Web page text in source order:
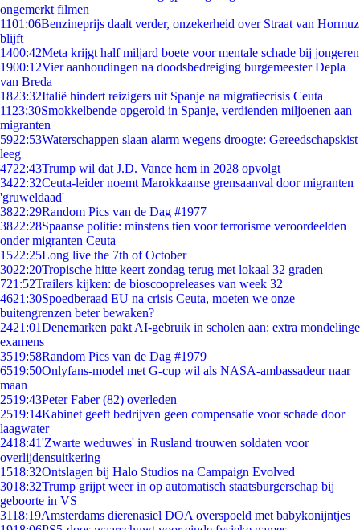
ongemerkt filmen
1101:06Benzineprijs daalt verder, onzekerheid over Straat van Hormuz
blijft
1400:42Meta krijgt half miljard boete voor mentale schade bij jongeren
1900:12Vier aanhoudingen na doodsbedreiging burgemeester Depla
van Breda
1823:32Italië hindert reizigers uit Spanje na migratiecrisis Ceuta
11 23:30Smokkelbende opgerold in Spanje, verdienden miljoenen aan
migranten
5922:53Waterschappen slaan alarm wegens droogte: Gereedschapskist
leeg
4722:43Trump wil dat J.D. Vance hem in 2028 opvolgt
3422:32Ceuta-leider noemt Marokkaanse grensaanval door migranten
'gruweldaad'
3822:29Random Pics van de Dag #1977
3822:28Spaanse politie: minstens tien voor terrorisme veroordeelden
onder migranten Ceuta
1522:25Long live the 7th of October
3022:20Tropische hitte keert zondag terug met lokaal 32 graden
721:52Trailers kijken: de bioscoopreleases van week 32
4621:30Spoedberaad EU na crisis Ceuta, moeten we onze
buitengrenzen beter bewaken?
2421:01Denemarken pakt AI-gebruik in scholen aan: extra mondelinge
examens
3519:58Random Pics van de Dag #1979
6519:50Onlyfans-model met G-cup wil als NASA-ambassadeur naar
maan
2519:43Peter Faber (82) overleden
2519:14Kabinet geeft bedrijven geen compensatie voor schade door
laagwater
2418:41'Zwarte weduwes' in Rusland trouwen soldaten voor
overlijdensuitkering
1518:32Ontslagen bij Halo Studios na Campaign Evolved
3018:32Trump grijpt weer in op automatisch staatsburgerschap bij
geboorte in VS
3118:19Amsterdams dierenasiel DOA overspoeld met babykonijntjes